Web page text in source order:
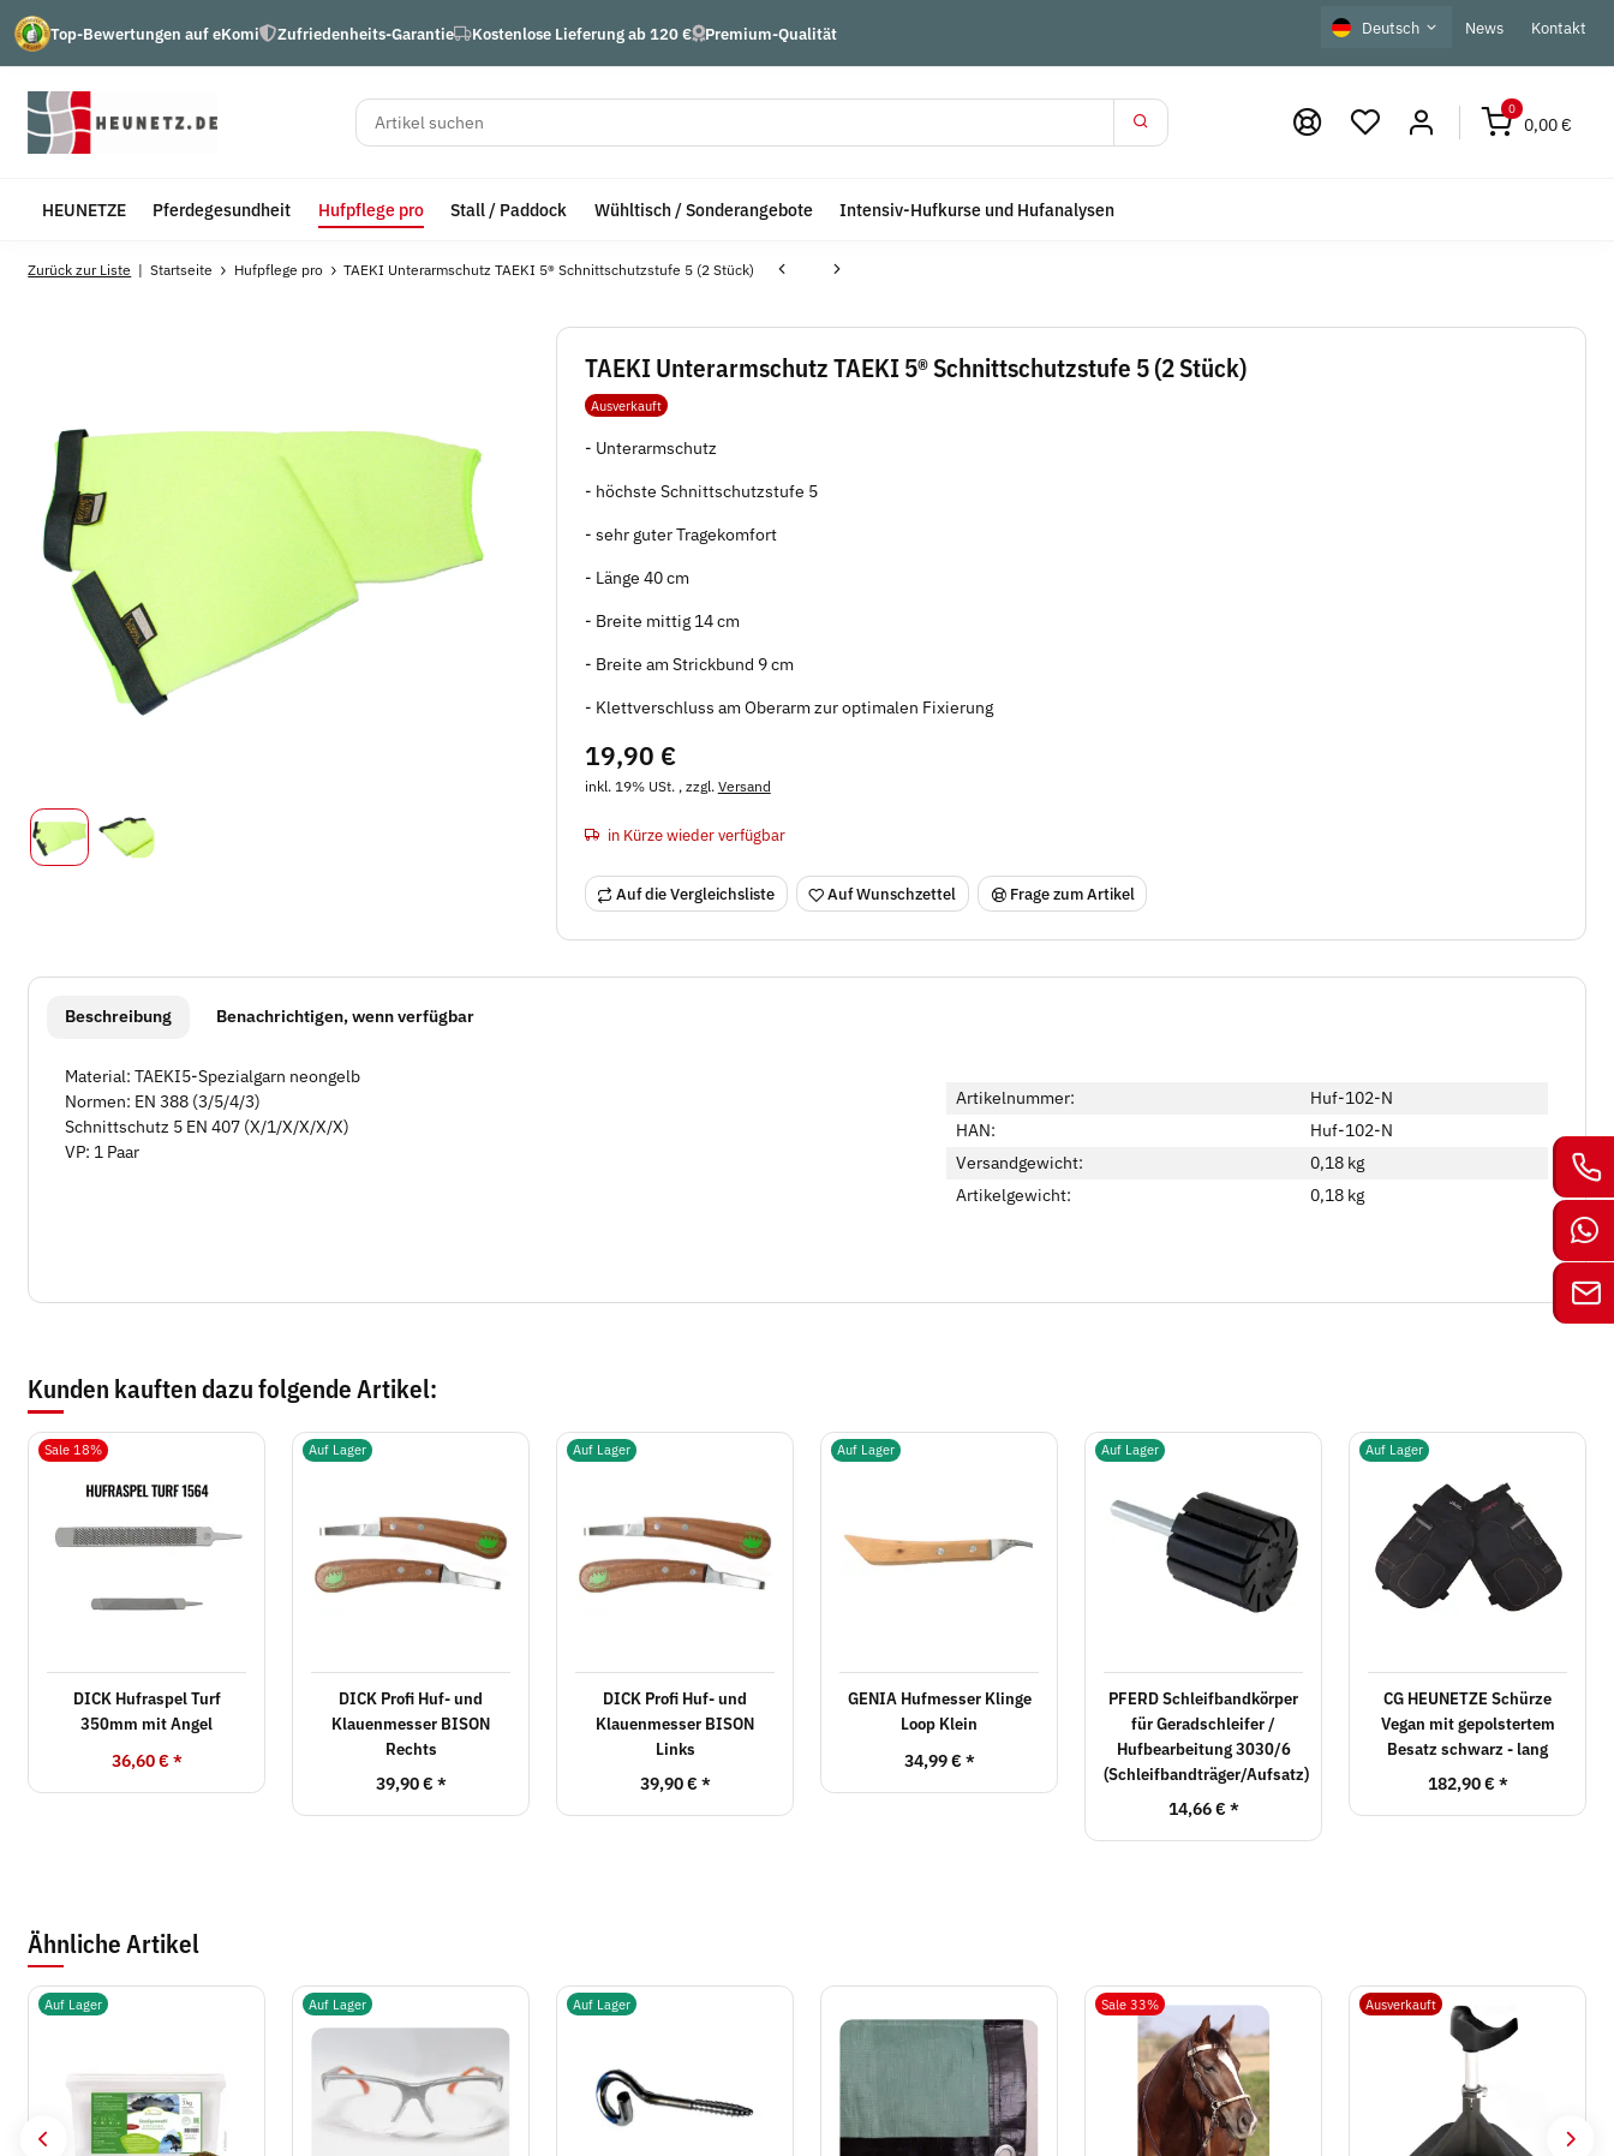
Deutsch News Kontakt
Top-Bewertungen auf eKomi Zufriedenheits-Garantie Kostenlose Lieferung ab 120 € Premium-Qualität
0
0,00 €
HEUNETZE Pferdegesundheit Hufpflege pro Stall / Paddock Wühltisch / Sonderangebote Intensiv-Hufkurse und Hufanalysen
Zurück zur Liste Startseite Hufpflege pro TAEKI Unterarmschutz TAEKI 5® Schnittschutzstufe 5 (2 Stück)
TAEKI Unterarmschutz TAEKI 5® Schnittschutzstufe 5 (2 Stück)
Ausverkauft
- Unterarmschutz
- höchste Schnittschutzstufe 5
- sehr guter Tragekomfort
- Länge 40 cm
- Breite mittig 14 cm
- Breite am Strickbund 9 cm
- Klettverschluss am Oberarm zur optimalen Fixierung
19,90 €
inkl. 19% USt. , zzgl. Versand
in Kürze wieder verfügbar
Auf die Vergleichsliste Auf Wunschzettel Frage zum Artikel
weitere Registerkarten anzeigen
Beschreibung Benachrichtigen, wenn verfügbar
Material: TAEKI5-Spezialgarn neongelb
Normen: EN 388 (3/5/4/3)
Schnittschutz 5 EN 407 (X/1/X/X/X/X)
VP: 1 Paar
Artikelnummer:
Huf-102-N
HAN:
Huf-102-N
Versandgewicht:
0,18 kg
Artikelgewicht:
0,18 kg
Kunden kauften dazu folgende Artikel:
Sale 18%
DICK Hufraspel Turf
350mm mit Angel
36,60 € *
Auf Lager
DICK Profi Huf- und
Klauenmesser BISON
Rechts
39,90 € *
Auf Lager
DICK Profi Huf- und
Klauenmesser BISON
Links
39,90 € *
Auf Lager
GENIA Hufmesser Klinge
Loop Klein
34,99 € *
Auf Lager
PFERD Schleifbandkörper
für Geradschleifer /
Hufbearbeitung 3030/6
(Schleifbandträger/Aufsatz)
14,66 € *
Auf Lager
CG HEUNETZE Schürze
Vegan mit gepolstertem
Besatz schwarz - lang
182,90 € *
Ähnliche Artikel
Auf Lager Auf Lager Auf Lager Sale 33% Ausverkauft